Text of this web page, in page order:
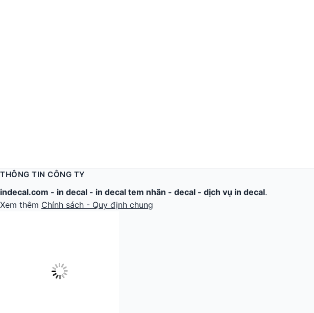
THÔNG TIN CÔNG TY
indecal.com - in decal - in decal tem nhãn - decal - dịch vụ in decal.
Xem thêm Chính sách - Quy định chung